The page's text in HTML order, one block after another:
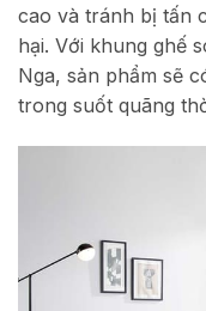
cao và tránh bị tấn
hại. Với khung ghế
Nga, sản phẩm sẽ
trong suốt quãng